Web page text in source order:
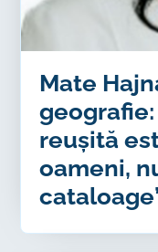
Mate
reușită
oameni,